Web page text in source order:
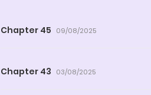
Chapter 45 09/08/2025
Chapter 43 03/08/2025